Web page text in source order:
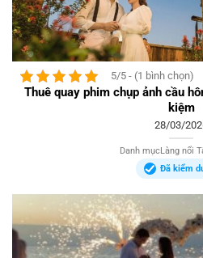
5/5 - (1 bình chọn)
Thuê quay phim chụp ảnh cầu
kiệm
28/03/
Danh mụcLàng nổi
Đã kiểm